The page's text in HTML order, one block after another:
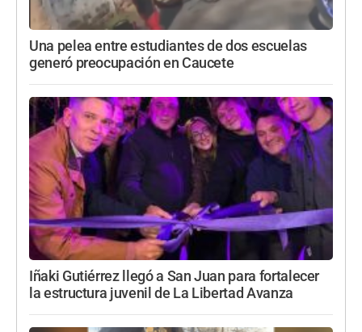
Una pelea entre estudiantes de dos escuelas
generó preocupación en Caucete
Iñaki Gutiérrez llegó a San Juan para fortalecer
la estructura juvenil de La Libertad Avanza